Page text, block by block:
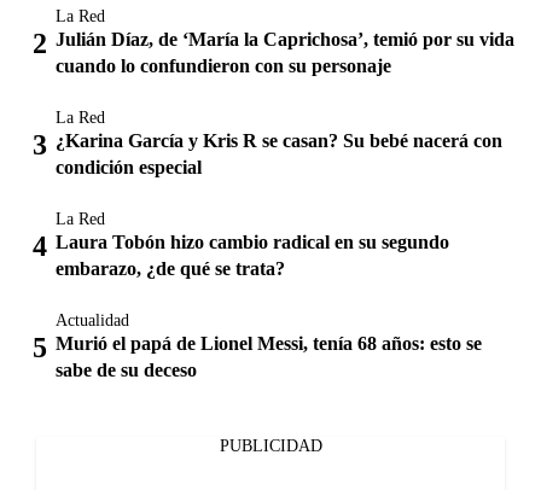
La Red
Julián Díaz, de ‘María la Caprichosa’, temió por su vida
cuando lo confundieron con su personaje
La Red
¿Karina García y Kris R se casan? Su bebé nacerá con
condición especial
La Red
Laura Tobón hizo cambio radical en su segundo
embarazo, ¿de qué se trata?
Actualidad
Murió el papá de Lionel Messi, tenía 68 años: esto se
sabe de su deceso
PUBLICIDAD